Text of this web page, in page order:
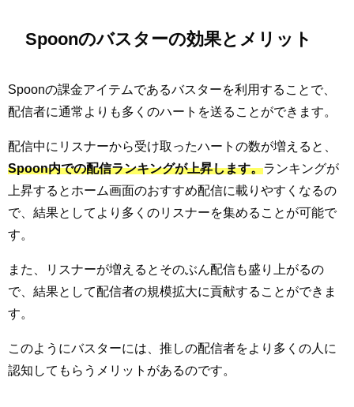
Spoonのバスターの効果とメリット
Spoonの課金アイテムであるバスターを利用することで、
配信者に通常よりも多くのハートを送ることができます。
配信中にリスナーから受け取ったハートの数が増えると、
Spoon内での配信ランキングが上昇します。ランキングが
上昇するとホーム画面のおすすめ配信に載りやすくなるの
で、結果としてより多くのリスナーを集めることが可能で
す。
また、リスナーが増えるとそのぶん配信も盛り上がるの
で、結果として配信者の規模拡大に貢献することができま
す。
このようにバスターには、推しの配信者をより多くの人に
認知してもらうメリットがあるのです。